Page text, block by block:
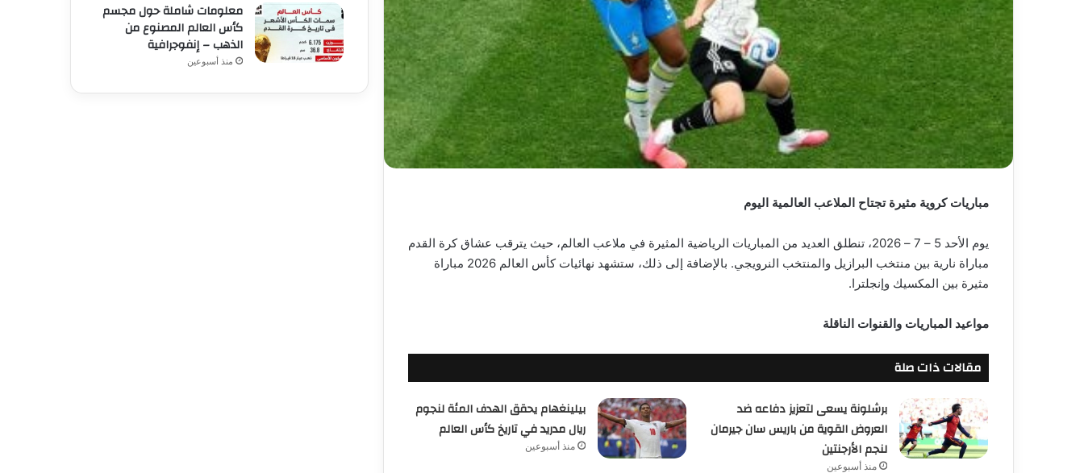
مباريات كروية مثيرة تجتاح الملاعب العالمية اليوم
يوم الأحد 5 – 7 – 2026، تنطلق العديد من المباريات الرياضية المثيرة في ملاعب العالم، حيث يترقب عشاق كرة القدم
مباراة نارية بين منتخب البرازيل والمنتخب النرويجي. بالإضافة إلى ذلك، ستشهد نهائيات كأس العالم 2026 مباراة
مثيرة بين المكسيك وإنجلترا.
مواعيد المباريات والقنوات الناقلة
مقالات ذات صلة
برشلونة يسعى لتعزيز دفاعه ضد
العروض القوية من باريس سان جيرمان
لنجم الأرجنتين
منذ أسبوعين
بيلينغهام يحقق الهدف المئة لنجوم
ريال مدريد في تاريخ كأس العالم
منذ أسبوعين
معلومات شاملة حول مجسم
كأس العالم المصنوع من
الذهب – إنفوجرافية
منذ أسبوعين